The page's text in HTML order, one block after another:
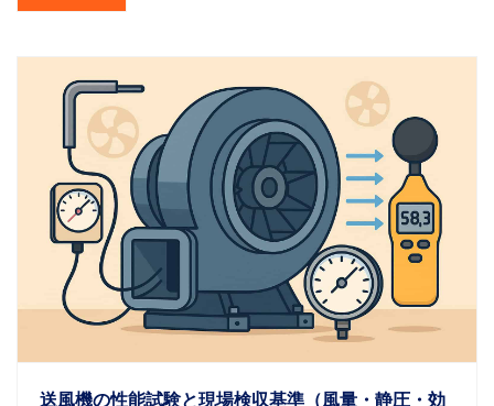
送風機の性能試験と現場検収基準（風量・静圧・効